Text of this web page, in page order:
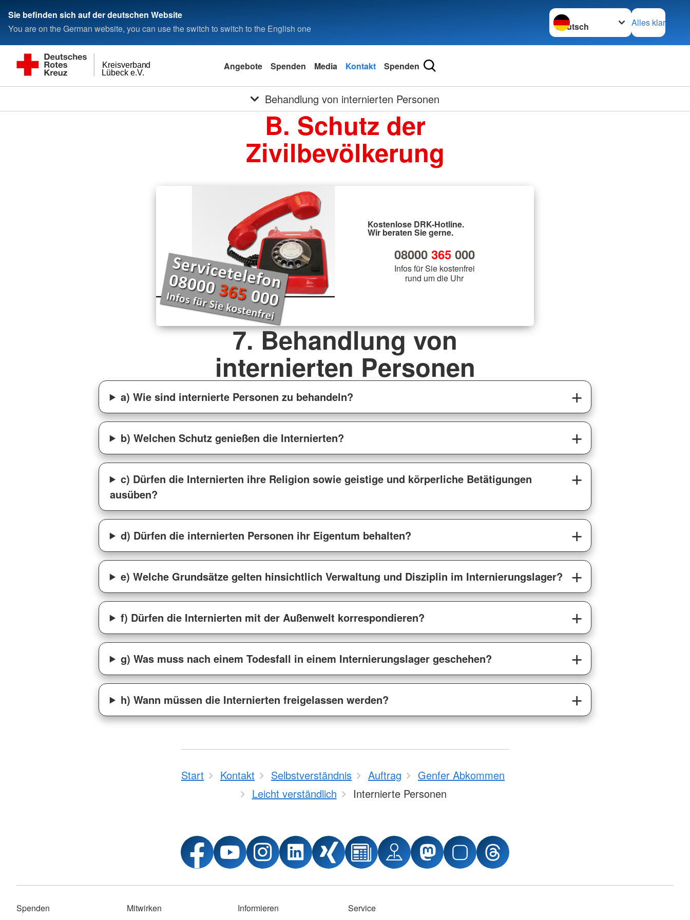
Sie befinden sich auf der deutschen Website
You are on the German website, you can use the switch to switch to the English one
Sprache wechseln zu
Alles klar
Lübeck e.V.
Kreisverband Angebote Spenden Media Kontakt Spenden
Behandlung von internierten Personen
B. Schutz der
Zivilbevölkerung
Kostenlose DRK-Hotline.
Wir beraten Sie gerne.
08000 365000
Infos für Sie kostenfrei
rund um die Uhr
7. Behandlung von
internierten Personen
a) Wie sind internierte Personen zu behandeln?
b) Welchen Schutz genießen die Internierten?
c) Dürfen die Internierten ihre Religion sowie geistige und körperliche Betätigungen
ausüben?
d) Dürfen die internierten Personen ihr Eigentum behalten?
e) Welche Grundsätze gelten hinsichtlich Verwaltung und Disziplin im Internierungslager?
f) Dürfen die Internierten mit der Außenwelt korrespondieren?
g) Was muss nach einem Todesfall in einem Internierungslager geschehen?
h) Wann müssen die Internierten freigelassen werden?
Start Kontakt Selbstverständnis Auftrag
Genfer Abkommen
Leicht verständlich
Internierte Personen
Spenden Mitwirken Informieren Service